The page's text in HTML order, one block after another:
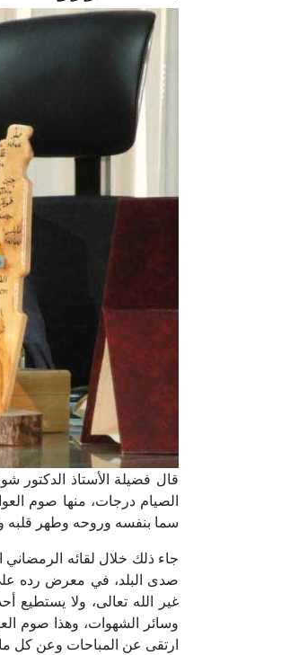
قال فضيلة الأستاذ الدكتور
الصيام درجات، منها صوم
سما بنفسه وروحه وطهر قلبه
جاء ذلك خلال لقائه
صدى البلد، في معرض رده
غير الله تعالى، ولا يستطيع
وسائر الشهوات، وهذا صوم
ارتقى عن المباحات وعن كل